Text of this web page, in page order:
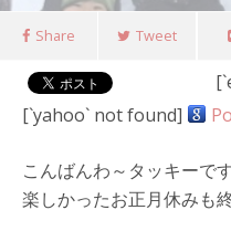
Share Tweet
[`yahoo` not found]
こんばんわ～タッキーです
楽しかったお正月休みも